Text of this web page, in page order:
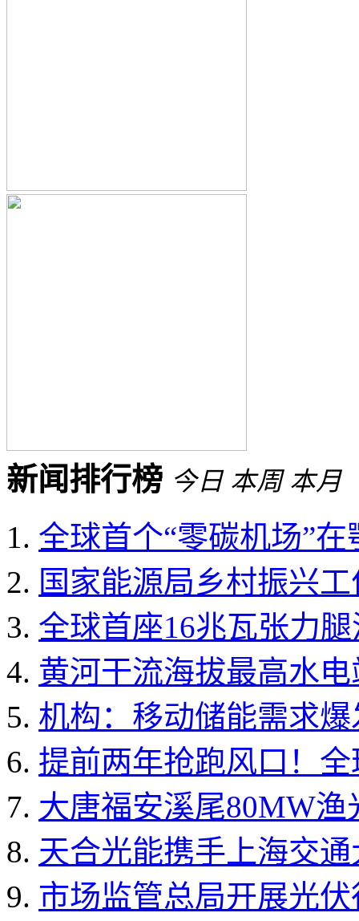
新闻排行榜 今日 本周 本月
全球首个“零碳机场”
国家能源局乡村振兴
全球首座16兆瓦张力
黄河干流海拔最高水
机构：移动储能需求
提前两年抢跑风口！
大唐福安溪尾80MW
天合光能携手上海交
市场监管总局开展光